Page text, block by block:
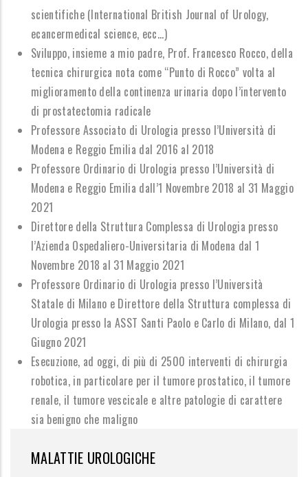
scientifiche (International British Journal of Urology,
ecancermedical science, ecc...)
Sviluppo, insieme a mio padre, Prof. Francesco Rocco, della
tecnica chirurgica nota come “Punto di Rocco” volta al
miglioramento della continenza urinaria dopo l’intervento
di prostatectomia radicale
Professore Associato di Urologia presso l’Università di
Modena e Reggio Emilia dal 2016 al 2018
Professore Ordinario di Urologia presso l’Università di
Modena e Reggio Emilia dall’1 Novembre 2018 al 31 Maggio
2021
Direttore della Struttura Complessa di Urologia presso
l’Azienda Ospedaliero-Universitaria di Modena dal 1
Novembre 2018 al 31 Maggio 2021
Professore Ordinario di Urologia presso l’Università
Statale di Milano e Direttore della Struttura complessa di
Urologia presso la ASST Santi Paolo e Carlo di Milano, dal 1
Giugno 2021
Esecuzione, ad oggi, di più di 2500 interventi di chirurgia
robotica, in particolare per il tumore prostatico, il tumore
renale, il tumore vescicale e altre patologie di carattere
sia benigno che maligno
MALATTIE UROLOGICHE